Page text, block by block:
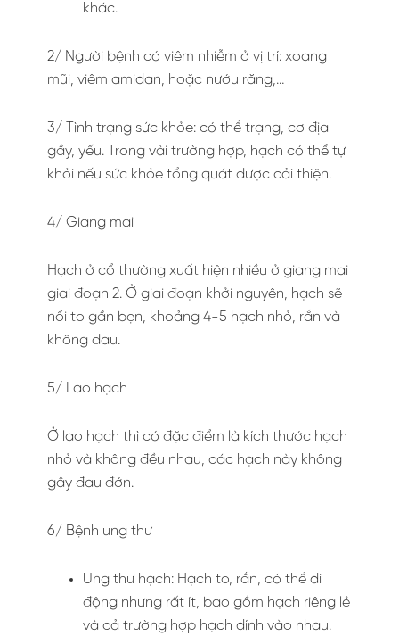
khác.
2/ Người bệnh có viêm nhiễm ở vị trí: xoang
mũi, viêm amidan, hoặc nướu răng,…
3/ Tình trạng sức khỏe: có thể trạng, cơ địa
gầy, yếu. Trong vài trường hợp, hạch có thể tự
khỏi nếu sức khỏe tổng quát được cải thiện.
4/ Giang mai
Hạch ở cổ thường xuất hiện nhiều ở giang mai
giai đoạn 2. Ở giai đoạn khởi nguyên, hạch sẽ
nổi to gần bẹn, khoảng 4-5 hạch nhỏ, rắn và
không đau.
5/ Lao hạch
Ở lao hạch thì có đặc điểm là kích thước hạch
nhỏ và không đều nhau, các hạch này không
gây đau đớn.
6/ Bệnh ung thư
Ung thư hạch: Hạch to, rắn, có thể di
động nhưng rất ít, bao gồm hạch riêng lẻ
và cả trường hợp hạch dính vào nhau.